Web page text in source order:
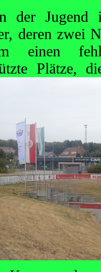
der Jugend
deren zwei
einen
Plätze,